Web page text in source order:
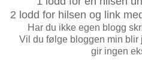
2 lodd for hilsen og link
Har du ikke egen blogg
Vil du følge bloggen min blir
gir ingen